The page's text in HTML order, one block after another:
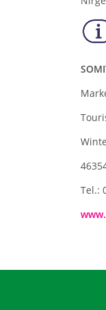
Tel.: